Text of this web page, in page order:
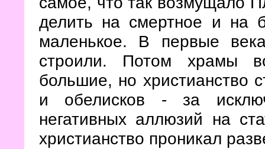
делить на смертное и на
маленькое. В первые
строили. Потом храмы
большие, но христианство
и обелисков - за
негативных аллюзий на
христианство проникал